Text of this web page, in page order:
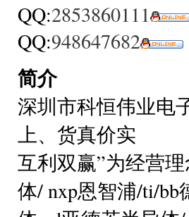
QQ:2853860111
QQ:948647682
简介
深圳市科恒伟业电
上、货真价实
互利双赢”为经营
体/ nxp恩智浦/ti/bb